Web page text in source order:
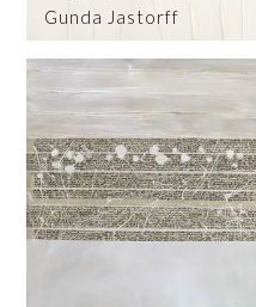
Gunda Jastorff